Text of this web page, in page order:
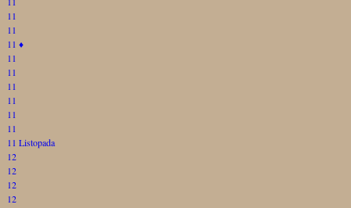
11
11
11 ♦
11
11
11
11
11
11
11 Listopada
12
12
12
12